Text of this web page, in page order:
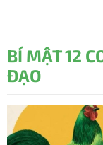
BÍ MẬT 12
ĐẠO